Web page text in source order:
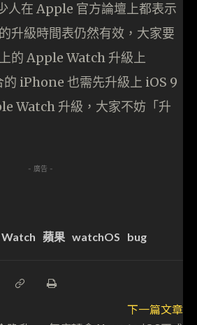
人在 Apple 官方論壇上都表示
升級時間表仍然有效，大家要
的 Apple Watch 升級上
iPhone 也需先升級上 iOS 9
Watch 升級，大家不妨「升
- 廣告 -
蘋果 watchOS bug
下一篇文章